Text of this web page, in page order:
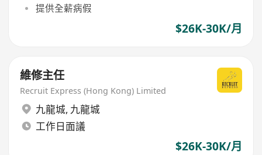
提供全薪病假
$26K-30K/月
維修主任
Recruit Express (Hong Kong) Limited
九龍城, 九龍城
工作日面議
$26K-30K/月